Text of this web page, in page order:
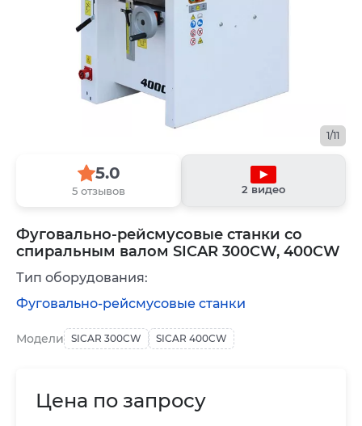
Фуговально-рейсмусовые станки со
спиральным валом SICAR 300CW, 400CW
1/11
5.0
5 отзывов 2 видео
Цена по запросу
Модели SICAR 300CW SICAR 400CW
Тип оборудования:
Фуговально-рейсмусовые станки